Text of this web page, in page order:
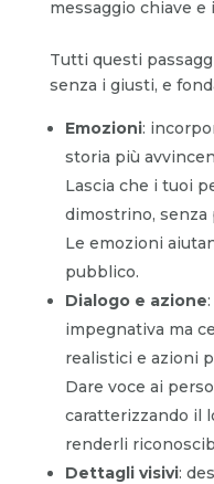
messaggio chiave
Tutti questi
senza i giusti, e
Emozioni:
storia più
Lascia che i tuoi
dimostrino, senza
Le emozioni
pubblico.
Dialogo e azione
impegnativa ma
realistici e azioni
Dare voce ai
caratterizzando il
renderli
Dettagli visivi: